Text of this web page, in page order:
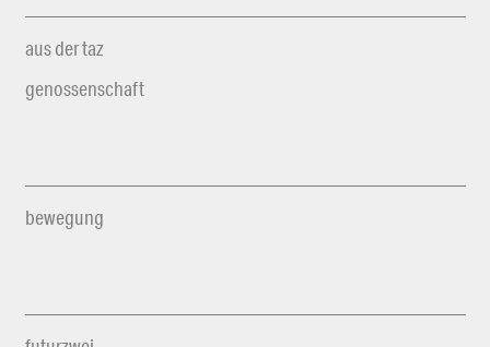
aus der taz
genossenschaft
bewegung